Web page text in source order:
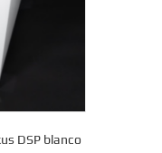
DSP blanco